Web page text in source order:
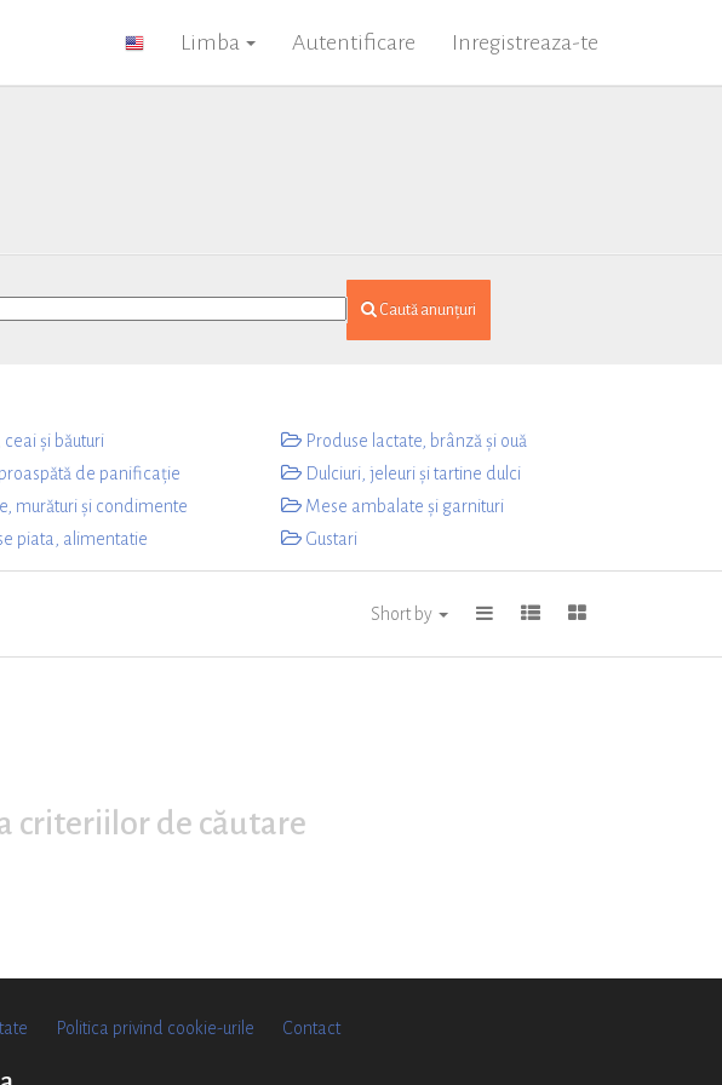
Limba Autentificare Inregistreaza-te
Caută anunțuri
și băuturi
Produse lactate, brânză și ouă
de panificație
Dulciuri, jeleuri și tartine dulci
murături și condimente
Mese ambalate și garnituri
piata, alimentatie Gustari
Short by
criteriilor de căutare
Politica privind cookie-urile Contact